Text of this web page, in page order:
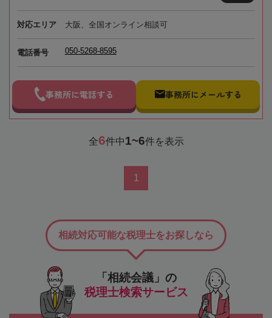
対応エリア 大阪、全国オンライン相談可
電話番号 050-5268-8595
事務所に電話する 事務所にメールする
全6件中1~6件を表示
1
「相続会議」の
税理士検索サービス
相続対応可能な税理士をお探しなら